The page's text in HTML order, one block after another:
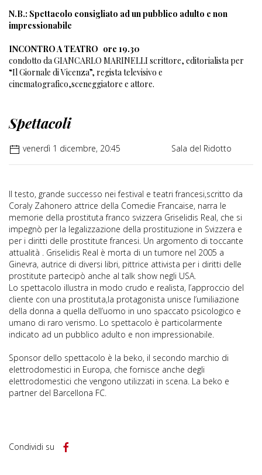
N.B.: Spettacolo consigliato ad un pubblico adulto e non
impressionabile
INCONTRO A TEATRO ore 19.30
condotto da GIANCARLO MARINELLI scrittore, editorialista per
“Il Giornale di Vicenza”, regista televisivo e
cinematografico,sceneggiatore e attore.
Spettacoli
venerdì 1 dicembre, 20:45 Sala del Ridotto
Il testo, grande successo nei festival e teatri francesi,scritto da
Coraly Zahonero attrice della Comedie Francaise, narra le
memorie della prostituta franco svizzera Griselidis Real, che si
impegnò per la legalizzazione della prostituzione in Svizzera e
per i diritti delle prostitute francesi. Un argomento di toccante
attualità . Griselidis Real è morta di un tumore nel 2005 a
Ginevra, autrice di diversi libri, pittrice attivista per i diritti delle
prostitute partecipò anche al talk show negli USA.
Lo spettacolo illustra in modo crudo e realista, l’approccio del
cliente con una prostituta,la protagonista unisce l’umiliazione
della donna a quella dell’uomo in uno spaccato psicologico e
umano di raro verismo. Lo spettacolo è particolarmente
indicato ad un pubblico adulto e non impressionabile.
Sponsor dello spettacolo è la beko, il secondo marchio di
elettrodomestici in Europa, che fornisce anche degli
elettrodomestici che vengono utilizzati in scena. La beko e
partner del Barcellona FC.
Condividi su